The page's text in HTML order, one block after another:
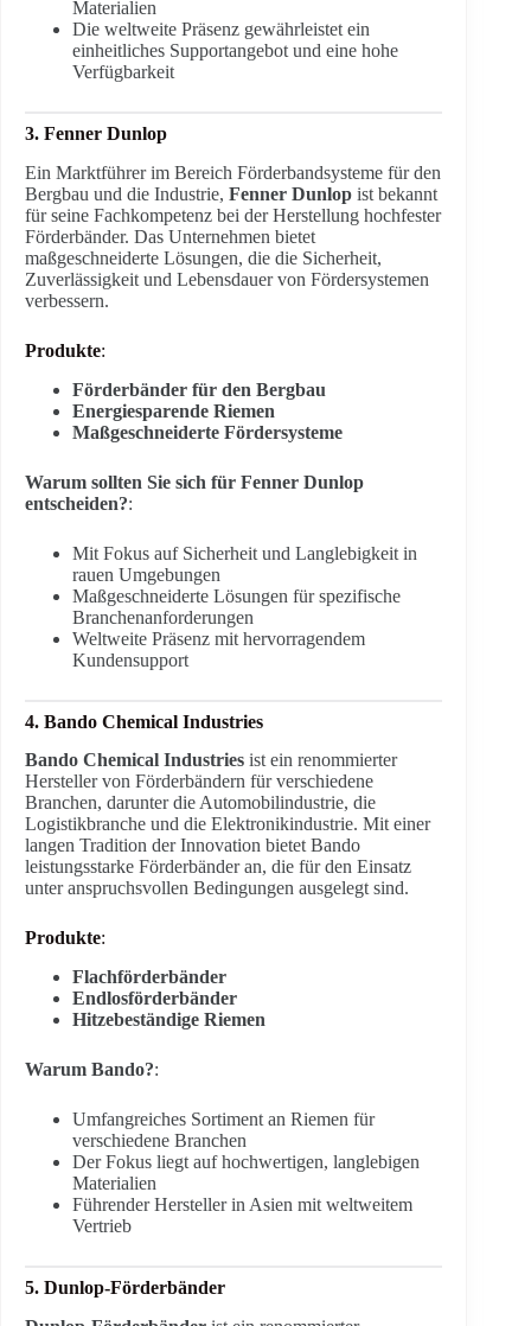
Materialien
Die weltweite Präsenz gewährleistet ein
einheitliches Supportangebot und eine hohe
Verfügbarkeit
3. Fenner Dunlop
Ein Marktführer im Bereich Förderbandsysteme für den
Bergbau und die Industrie, Fenner Dunlop ist bekannt
für seine Fachkompetenz bei der Herstellung hochfester
Förderbänder. Das Unternehmen bietet
maßgeschneiderte Lösungen, die die Sicherheit,
Zuverlässigkeit und Lebensdauer von Fördersystemen
verbessern.
Produkte:
Förderbänder für den Bergbau
Energiesparende Riemen
Maßgeschneiderte Fördersysteme
Warum sollten Sie sich für Fenner Dunlop
entscheiden?:
Mit Fokus auf Sicherheit und Langlebigkeit in
rauen Umgebungen
Maßgeschneiderte Lösungen für spezifische
Branchenanforderungen
Weltweite Präsenz mit hervorragendem
Kundensupport
4. Bando Chemical Industries
Bando Chemical Industries ist ein renommierter
Hersteller von Förderbändern für verschiedene
Branchen, darunter die Automobilindustrie, die
Logistikbranche und die Elektronikindustrie. Mit einer
langen Tradition der Innovation bietet Bando
leistungsstarke Förderbänder an, die für den Einsatz
unter anspruchsvollen Bedingungen ausgelegt sind.
Produkte:
Flachförderbänder
Endlosförderbänder
Hitzebeständige Riemen
Warum Bando?:
Umfangreiches Sortiment an Riemen für
verschiedene Branchen
Der Fokus liegt auf hochwertigen, langlebigen
Materialien
Führender Hersteller in Asien mit weltweitem
Vertrieb
5. Dunlop-Förderbänder